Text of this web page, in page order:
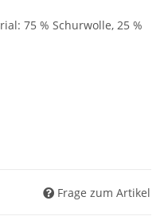
75 % Schurwolle, 25 %
Frage zum Artikel